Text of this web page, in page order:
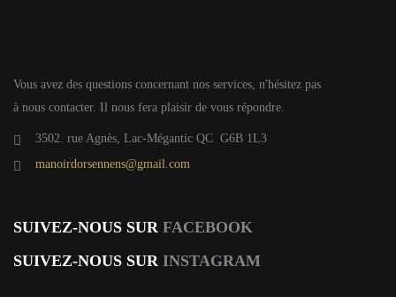
Vous avez des questions concernant nos services, n'hésitez pas
à nous contacter. Il nous fera plaisir de vous répondre.
3502. rue Agnès, Lac-Mégantic QC G6B 1L3
manoirdorsennens@gmail.com
SUIVEZ-NOUS SUR FACEBOOK
SUIVEZ-NOUS SUR INSTAGRAM